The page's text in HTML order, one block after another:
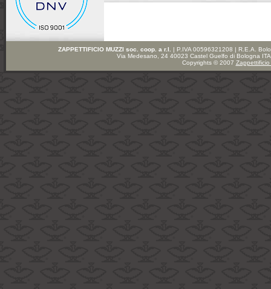
ZAPPETTIFICIO MUZZI soc. coop. a r.l.
| P.IVA 00596321208 | R.E.A.
Via Medesano, 24 40023 Castel Guelfo di Bologna
Copyrights © 2007 Zappettificio